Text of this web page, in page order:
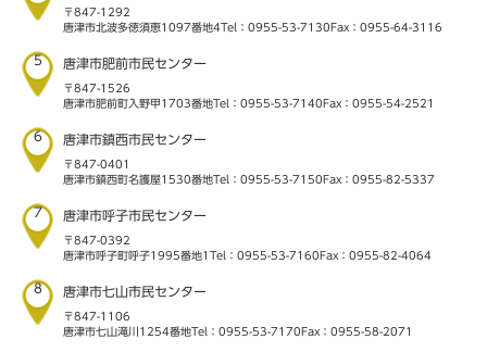
〒847-1292
唐津市北波多徳須恵1097番地4Tel：0955-53-7130 Fax：0955-64-3116
5 唐津市肥前市民センター
〒847-1526
唐津市肥前町入野甲1703番地Tel：0955-53-7140 Fax：0955-54-2521
6 唐津市鎮西市民センター
〒847-0401
唐津市鎮西町名護屋1530番地Tel：0955-53-7150 Fax：0955-82-5337
7 唐津市呼子市民センター
〒847-0392
唐津市呼子町呼子1995番地1 Tel：0955-53-7160 Fax：0955-82-4064
8 唐津市七山市民センター
〒847-1106
唐津市七山滝川1254番地Tel：0955-53-7170 Fax：0955-58-2071